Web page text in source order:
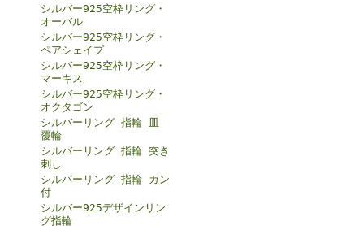
シルバー925空枠リング・
オーバル
シルバー925空枠リング・
ペアシェイプ
シルバー925空枠リング・
マーキス
シルバー925空枠リング・
オクタゴン
シルバーリング 指輪 皿
覆輪
シルバーリング 指輪 突き
刺し
シルバーリング 指輪 カン
付
シルバー925デザインリン
グ指輪